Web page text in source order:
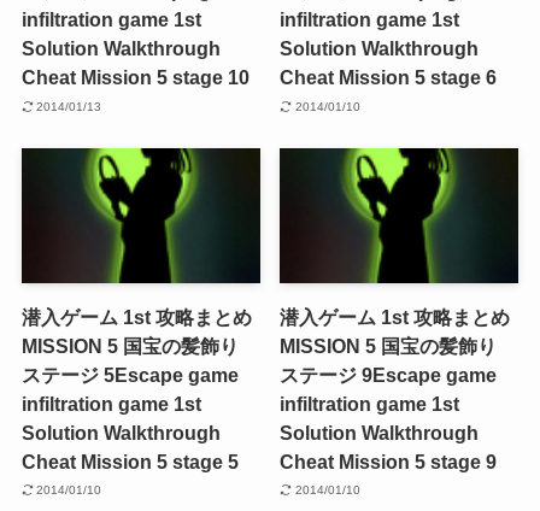
infiltration game 1st
Solution Walkthrough
Cheat Mission 5 stage 10
2014/01/13
infiltration game 1st
Solution Walkthrough
Cheat Mission 5 stage 6
2014/01/10
潜入ゲーム 1st 攻略まとめ
MISSION 5 国宝の髪飾り
ステージ 5Escape game
infiltration game 1st
Solution Walkthrough
Cheat Mission 5 stage 5
2014/01/10
潜入ゲーム 1st 攻略まとめ
MISSION 5 国宝の髪飾り
ステージ 9Escape game
infiltration game 1st
Solution Walkthrough
Cheat Mission 5 stage 9
2014/01/10